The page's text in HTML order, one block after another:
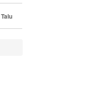
Talu